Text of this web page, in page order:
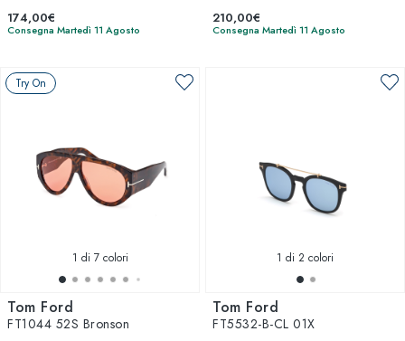
174,00€
Consegna Martedì 11 Agosto
210,00€
Consegna Martedì 11 Agosto
Try On
1 di 7 colori
Tom Ford
FT1044 52S Bronson
1 di 2 colori
Tom Ford
FT5532-B-CL 01X